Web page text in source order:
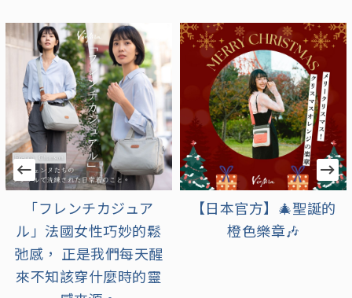
【日本官方】🎄聖誕的
橙色樂章🎶
【日本官方】充滿可愛
與溫馨的浪漫季節到